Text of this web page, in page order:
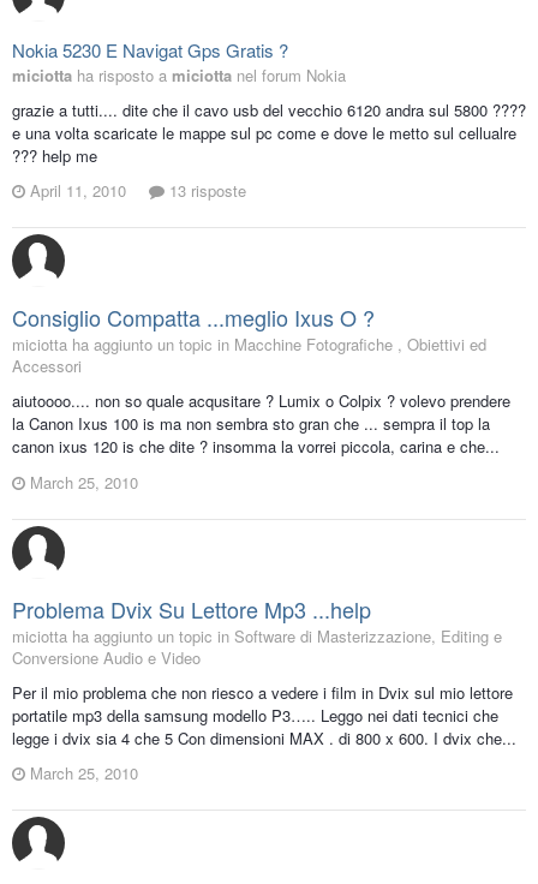
Nokia 5230 E Navigat Gps Gratis ?
miciotta ha risposto a miciotta nel forum Nokia
grazie a tutti.... dite che il cavo usb del vecchio 6120 andra sul 5800 ????
e una volta scaricate le mappe sul pc come e dove le metto sul cellualre
??? help me
April 11, 2010
13 risposte
Consiglio Compatta ...meglio Ixus O ?
miciotta ha aggiunto un topic in Macchine Fotografiche , Obiettivi ed
Accessori
aiutoooo.... non so quale acqusitare ? Lumix o Colpix ? volevo prendere
la Canon Ixus 100 is ma non sembra sto gran che ... sempra il top la
canon ixus 120 is che dite ? insomma la vorrei piccola, carina e che...
March 25, 2010
Problema Dvix Su Lettore Mp3 ...help
miciotta ha aggiunto un topic in Software di Masterizzazione, Editing e
Conversione Audio e Video
Per il mio problema che non riesco a vedere i film in Dvix sul mio lettore
portatile mp3 della samsung modello P3….. Leggo nei dati tecnici che
legge i dvix sia 4 che 5 Con dimensioni MAX . di 800 x 600. I dvix che...
March 25, 2010